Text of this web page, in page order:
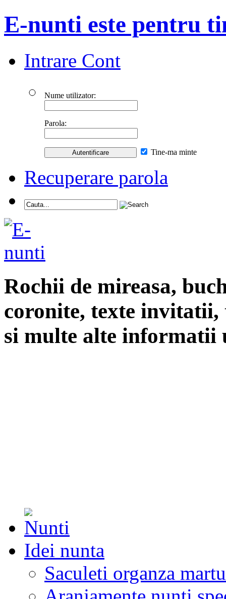
E-nunti este pentru
Intrare Cont
Nume utilizator:
Parola:
Tine-ma minte
Recuperare parola
Rochii de mireasa,
coronite, texte
si multe alte informatii
Idei nunta
Saculeti organza